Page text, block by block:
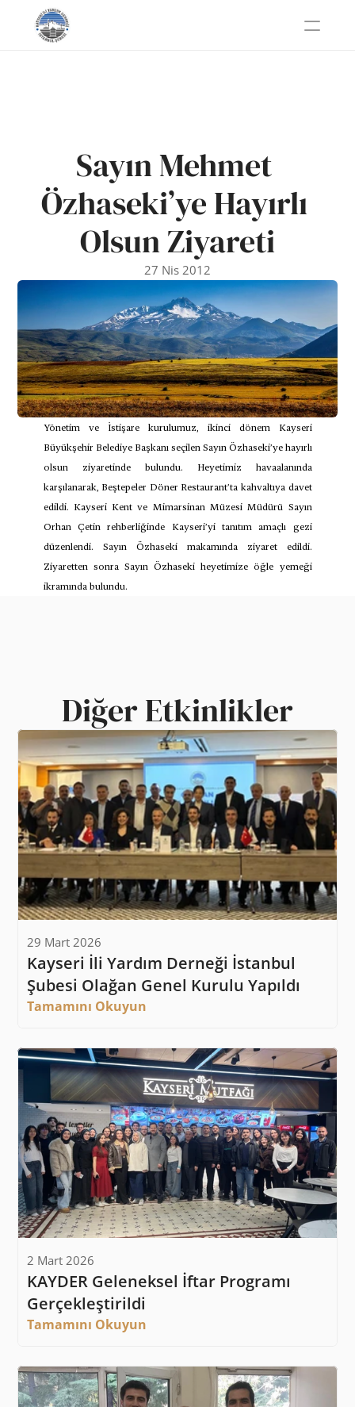
Sayın Mehmet
Özhaseki’ye Hayırlı
Olsun Ziyareti
27 Nis 2012
Yönetim ve İstişare kurulumuz, ikinci dönem Kayseri
Büyükşehir Belediye Başkanı seçilen Sayın Özhaseki’ye hayırlı
olsun ziyaretinde bulundu. Heyetimiz havaalanında
karşılanarak, Beştepeler Döner Restaurant’ta kahvaltıya davet
edildi. Kayseri Kent ve Mimarsinan Müzesi Müdürü Sayın
Orhan Çetin rehberliğinde Kayseri’yi tanıtım amaçlı gezi
düzenlendi. Sayın Özhaseki makamında ziyaret edildi.
Ziyaretten sonra Sayın Özhaseki heyetimize öğle yemeği
ikramında bulundu.
Diğer Etkinlikler
29 Mart 2026
Kayseri İli Yardım Derneği İstanbul
Şubesi Olağan Genel Kurulu Yapıldı
Tamamını Okuyun
2 Mart 2026
KAYDER Geleneksel İftar Programı
Gerçekleştirildi
Tamamını Okuyun